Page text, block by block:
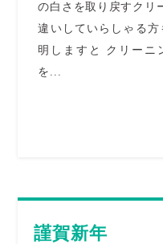
の白さを取り戻すクリ
違いしていらしゃる
明しますと クリーニ
を...
謹賀新年